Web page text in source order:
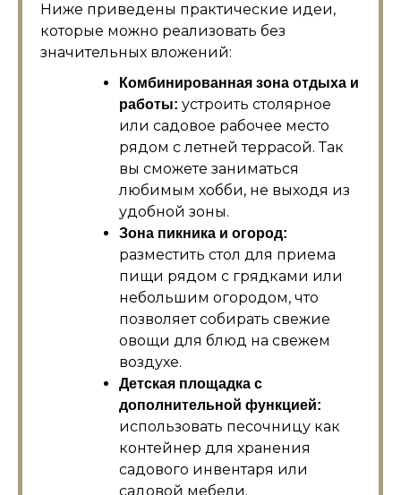
Ниже приведены практические идеи,
которые можно реализовать без
значительных вложений:
Комбинированная зона отдыха и
работы: устроить столярное
или садовое рабочее место
рядом с летней террасой. Так
вы сможете заниматься
любимым хобби, не выходя из
удобной зоны.
Зона пикника и огород:
разместить стол для приема
пищи рядом с грядками или
небольшим огородом, что
позволяет собирать свежие
овощи для блюд на свежем
воздухе.
Детская площадка с
дополнительной функцией:
использовать песочницу как
контейнер для хранения
садового инвентаря или
садовой мебели.